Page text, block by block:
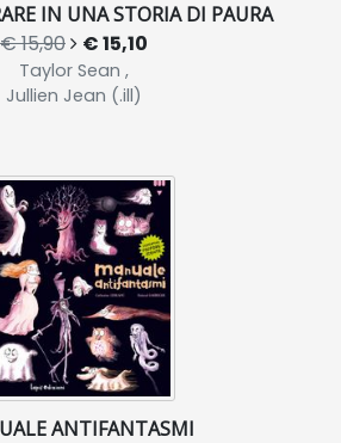
IN UNA STORIA DI PAURA
€ 15,90 € 15,10
Taylor Sean ,
Jullien Jean (.ill)
ANTIFANTASMI